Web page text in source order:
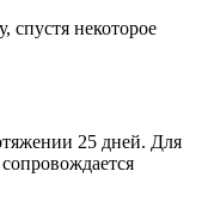
спустя некоторое
25 дней. Для